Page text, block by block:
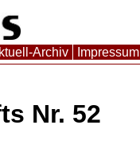
Archiv Impressum
Nr. 52